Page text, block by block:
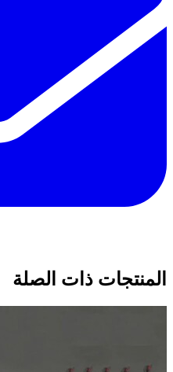
المنتجات ذات الصلة